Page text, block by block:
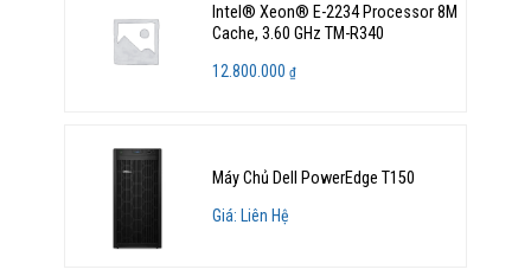
Intel® Xeon® E-2234 Processor 8M
Cache, 3.60 GHz TM-R340
12.800.000₫
Máy Chủ Dell PowerEdge T150
Giá: Liên Hệ